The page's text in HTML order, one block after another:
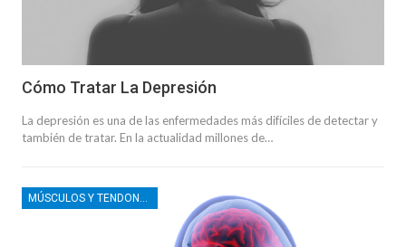
Cómo Tratar La Depresión
La depresión es una de las enfermedades más difíciles de detectar y
también de tratar. En la actualidad millones de…